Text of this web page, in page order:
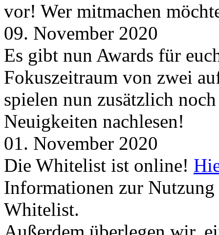
vor! Wer mitmachen
09. November 2020
Es gibt nun Awards für
Fokuszeitraum von zwei
spielen nun zusätzlich
Neuigkeiten nachlesen!
01. November 2020
Die Whitelist ist online!
Informationen zur
Whitelist.